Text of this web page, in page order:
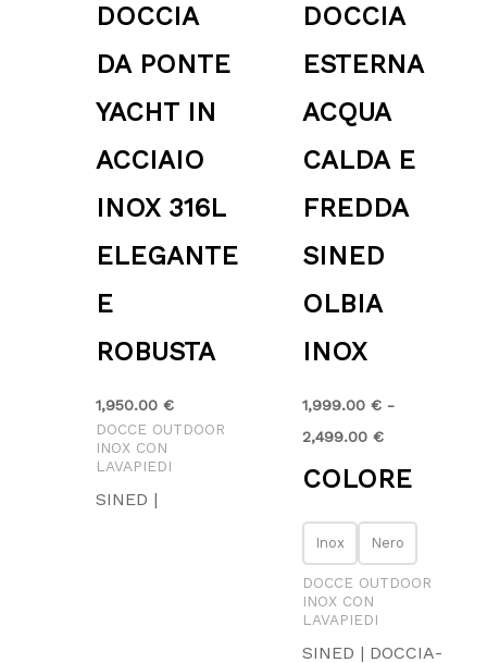
DOCCIA
DA PONTE
YACHT IN
ACCIAIO
INOX 316L
ELEGANTE
E
ROBUSTA
1,950.00 €
DOCCE OUTDOOR
INOX CON
LAVAPIEDI
SINED |
DOCCIA
ESTERNA
ACQUA
CALDA E
FREDDA
SINED
OLBIA
INOX
1,999.00 € -
2,499.00 €
COLORE
Inox Nero
DOCCE OUTDOOR
INOX CON
LAVAPIEDI
SINED | DOCCIA-